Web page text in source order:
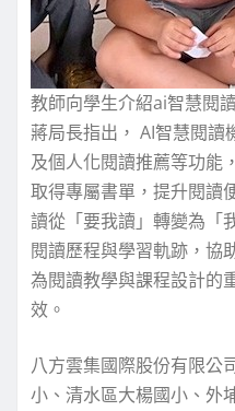
教師向學生介紹ai智慧閱
蔣局長指出， AI智慧閱讀
及個人化閱讀推薦等功能
取得專屬書單，提升閱讀
讀從「要我讀」轉變為「
閱讀歷程與學習軌跡，協
為閱讀教學與課程設計的
效。
八方雲集國際股份有限公
小、清水區大楊國小、外